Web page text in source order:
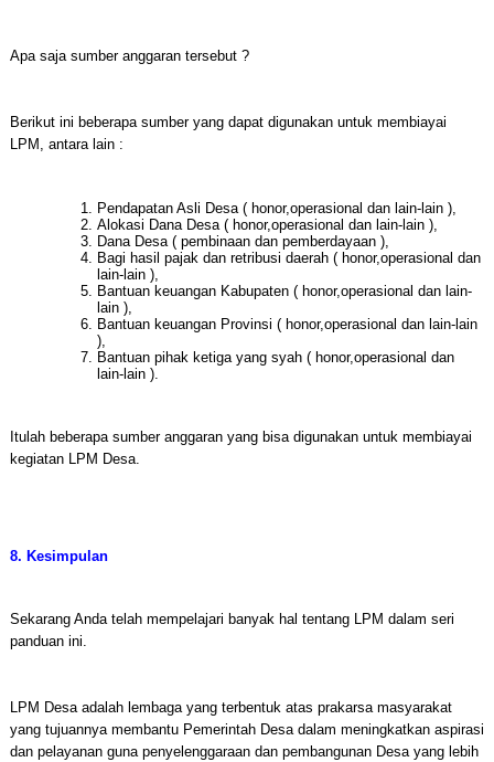
Apa saja sumber anggaran tersebut ?
Berikut ini beberapa sumber yang dapat digunakan untuk membiayai
LPM, antara lain :
Pendapatan Asli Desa ( honor,operasional dan lain-lain ),
Alokasi Dana Desa ( honor,operasional dan lain-lain ),
Dana Desa ( pembinaan dan pemberdayaan ),
Bagi hasil pajak dan retribusi daerah ( honor,operasional dan
lain-lain ),
Bantuan keuangan Kabupaten ( honor,operasional dan lain-
lain ),
Bantuan keuangan Provinsi ( honor,operasional dan lain-lain
),
Bantuan pihak ketiga yang syah ( honor,operasional dan
lain-lain ).
Itulah beberapa sumber anggaran yang bisa digunakan untuk membiayai
kegiatan LPM Desa.
8. Kesimpulan
Sekarang Anda telah mempelajari banyak hal tentang LPM dalam seri
panduan ini.
LPM Desa adalah lembaga yang terbentuk atas prakarsa masyarakat
yang tujuannya membantu Pemerintah Desa dalam meningkatkan aspirasi
dan pelayanan guna penyelenggaraan dan pembangunan Desa yang lebih